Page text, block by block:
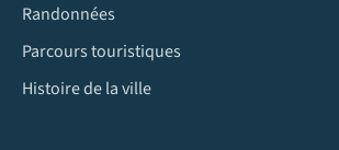
Randonnées
Parcours touristiques
Histoire de la ville